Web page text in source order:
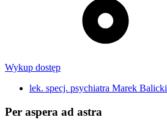
Wykup dostęp
lek. specj. psychiatra Marek Balicki
Per aspera ad astra